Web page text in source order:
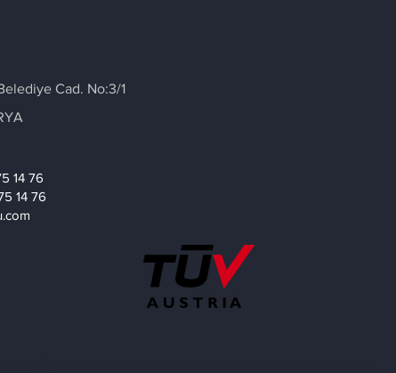
Cad. No:3/1
14 76
14 76